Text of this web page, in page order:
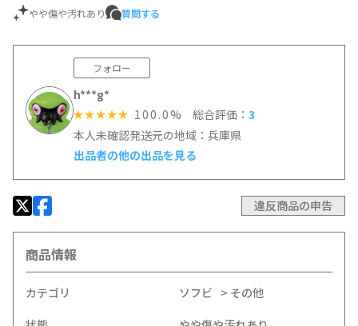
やや傷や汚れあり 質問する
フォロー
h***g*
☆☆☆☆☆ 100.0% 総合評価： 3
本人未確認発送元の地域：兵庫県
出品者の他の出品を見る
違反商品の申告
商品情報
カテゴリ ソフビ
その他